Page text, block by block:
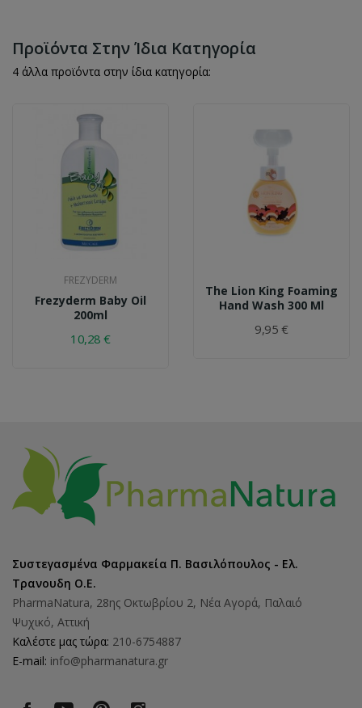
Προϊόντα Στην Ίδια Κατηγορία
4 άλλα προϊόντα στην ίδια κατηγορία:
FREZYDERM
Frezyderm Baby Oil
200ml
10,28 €
The Lion King Foaming
Hand Wash 300 Ml
9,95 €
Συστεγασμένα Φαρμακεία Π. Βασιλόπουλος - Ελ.
Τρανουδη Ο.Ε.
PharmaNatura, 28ης Οκτωβρίου 2, Νέα Αγορά, Παλαιό
Ψυχικό, Αττική
Καλέστε μας τώρα: 210-6754887
E-mail: info@pharmanatura.gr